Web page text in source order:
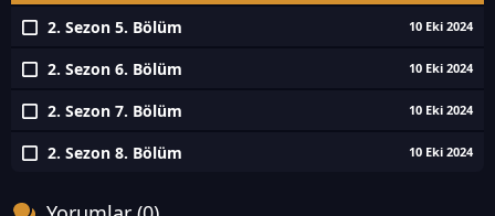
2. Sezon 5. Bölüm 10 Eki 2024
2. Sezon 6. Bölüm 10 Eki 2024
2. Sezon 7. Bölüm 10 Eki 2024
2. Sezon 8. Bölüm 10 Eki 2024